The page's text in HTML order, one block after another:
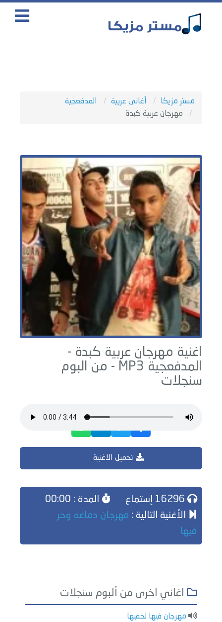
مستر مزيكا أغانى عربية
المدفعجية
مهرجان عربية كبدة
اغنية مهرجان عربية كبدة -
المدفعجية
سنجلات
تحميل الاغنية
المدة : 00:00
الأغنية التالية : مهرجان دماغه وحر
فيها
اغاني اخرى من ألبوم سنجلات
مهرجان فيها لخفيها